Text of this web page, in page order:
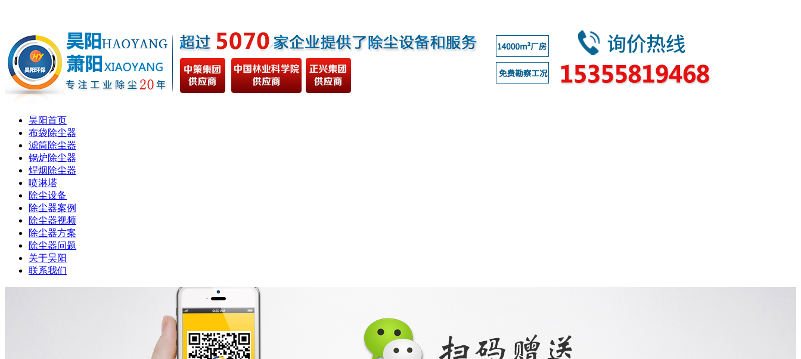
昊阳首页
布袋除尘器
滤筒除尘器
锅炉除尘器
焊烟除尘器
喷淋塔
除尘设备
除尘器案例
除尘器视频
除尘器方案
除尘器问题
关于昊阳
联系我们